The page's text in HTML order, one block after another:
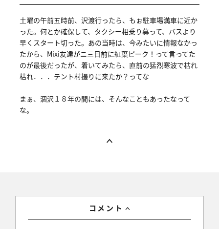
土曜の午前五時前、沢渡行ったら、もぉ駐車場満車に近か
った。何とか確保して、タクシー相乗り募って、バスより
早くスタート切った。あの当時は、今みたいに情報なかっ
たから、Mixi友達がニ三日前に紅葉ピーク！って言ってた
のが最後だったが、着いてみたら、直前の猛烈寒波で枯れ
枯れ．．．テント村撮りに来たか？ってな
まぁ、涸沢１８年の間には、そんなこともあったなって
な。
コメント